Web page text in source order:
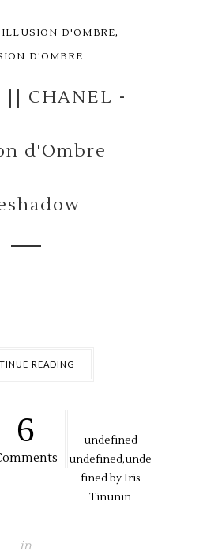
ILLUSION D'OMBRE,
D'OMBRE
|| CHANEL -
d'Ombre
READING
6
undefined
undefined,unde
fined byIris
Tinunin
in